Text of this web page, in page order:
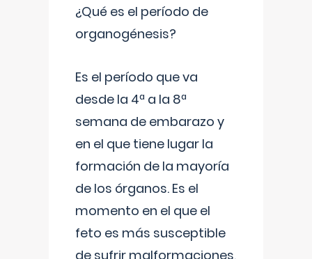
¿Qué es el período de
organogénesis?
Es el período que va
desde la 4ª a la 8ª
semana de embarazo y
en el que tiene lugar la
formación de la mayoría
de los órganos. Es el
momento en el que el
feto es más susceptible
de sufrir malformaciones,